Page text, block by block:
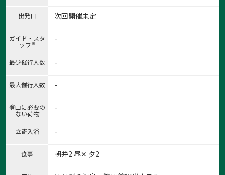
出発日 次回開催未定
ガイド・スタ
ッフ※ -
最少催行人数 -
最大催行人数 -
登山に必要の
ない荷物
-
立寄入浴 -
食事 朝弁2 昼✕ 夕2